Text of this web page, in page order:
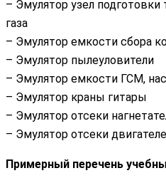
– Эмулятор узел подготовки
газа
– Эмулятор емкости сбора
– Эмулятор пылеуловители
– Эмулятор емкости ГСМ,
– Эмулятор краны гитары
– Эмулятор отсеки
– Эмулятор отсеки
Примерный перечень